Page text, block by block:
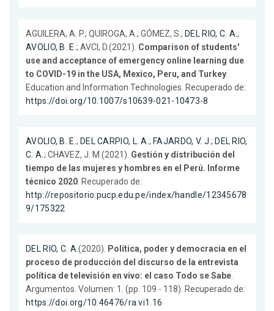
AGUILERA, A. P.; QUIROGA, A.; GÓMEZ, S.; DEL RIO, C. A.;
AVOLIO, B. E.; AVCI, D.(2021). Comparison of students'
use and acceptance of emergency online learning due
to COVID-19 in the USA, Mexico, Peru, and Turkey.
Education and Information Technologies. Recuperado de:
https://doi.org/10.1007/s10639-021-10473-8
AVOLIO, B. E.; DEL CARPIO, L. A.; FAJARDO, V. J.; DEL RIO,
C. A.; CHAVEZ, J. M.(2021). Gestión y distribución del
tiempo de las mujeres y hombres en el Perú. Informe
técnico 2020. Recuperado de:
http://repositorio.pucp.edu.pe/index/handle/12345678
9/175322
DEL RIO, C. A.(2020). Política, poder y democracia en el
proceso de producción del discurso de la entrevista
política de televisión en vivo: el caso Todo se Sabe.
Argumentos. Volumen: 1. (pp. 109 - 118). Recuperado de:
https://doi.org/10.46476/ra.vi1.16